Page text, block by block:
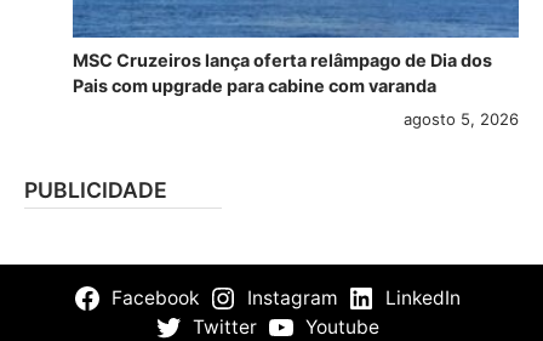
MSC Cruzeiros lança oferta relâmpago de Dia dos
Pais com upgrade para cabine com varanda
agosto 5, 2026
PUBLICIDADE
Facebook Instagram
LinkedIn
Twitter
Youtube